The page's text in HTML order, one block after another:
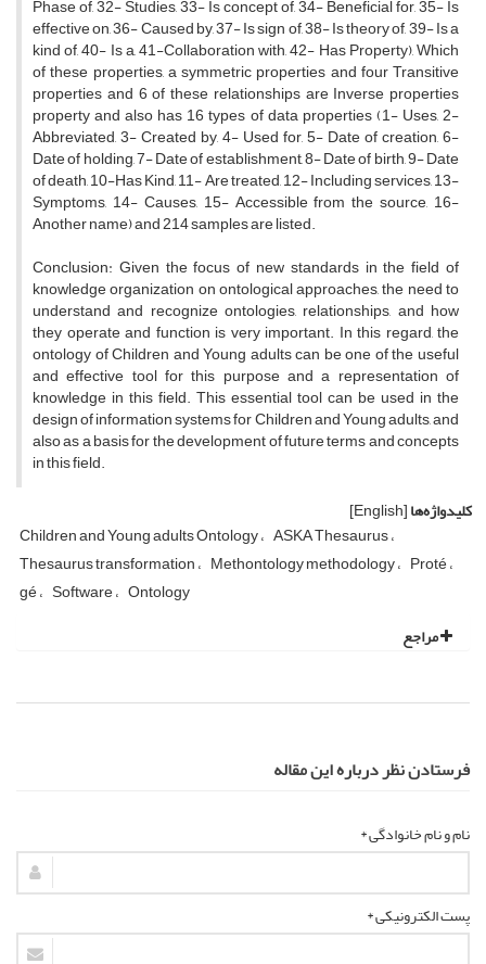
Phase of, 32- Studies, 33- Is concept of, 34- Beneficial for, 35- Is
effective on, 36- Caused by, 37- Is sign of, 38- Is theory of, 39- Is a
kind of, 40- Is a, 41-Collaboration with, 42- Has Property), Which
of these properties, a symmetric properties and four Transitive
properties and 6 of these relationships are Inverse properties
property and also has 16 types of data properties (1- Uses, 2-
Abbreviated, 3- Created by, 4- Used for, 5- Date of creation, 6-
Date of holding, 7- Date of establishment, 8- Date of birth, 9- Date
of death, 10-Has Kind, 11- Are treated, 12- Including services, 13-
Symptoms, 14- Causes, 15- Accessible from the source, 16-
Another name) and 214 samples are listed.
Conclusion: Given the focus of new standards in the field of
knowledge organization on ontological approaches, the need to
understand and recognize ontologies, relationships, and how
they operate and function is very important. In this regard, the
ontology of Children and Young adults can be one of the useful
and effective tool for this purpose and a representation of
knowledge in this field. This essential tool can be used in the
design of information systems for Children and Young adults, and
also as a basis for the development of future terms and concepts
in this field.
کلیدواژه‌ها[English]
Children and Young adults Ontology ASKA Thesaurus
Thesaurus transformation Methontology methodology Proté
gé Software Ontology
مراجع
فرستادن نظر درباره این مقاله
نام و نام خانوادگی *
پست الکترونیکی *